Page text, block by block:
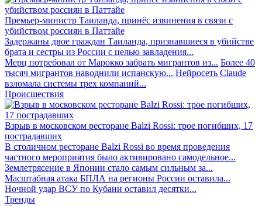
Премьер-министр Таиланда, принёс извинения в связи с
убийством россиян в Паттайе
Задержаны двое граждан Таиланда, признавшиеся в убийстве
брата и сестры из России с целью завладения...
Мерц потребовал от Марокко забрать мигрантов из... Более 40
тысяч мигрантов наводнили испанскую... Нейросеть Claude
взломала системы трех компаний...
Происшествия
Взрыв в московском ресторане Balzi Rossi: трое погибших, 17
пострадавших
В столичном ресторане Balzi Rossi во время проведения
частного мероприятия было активировано самодельное...
Землетрясение в Японии стало самым сильным за...
Масштабная атака БПЛА на регионы России оставила...
Ночной удар ВСУ по Кубани оставил десятки...
Тренды